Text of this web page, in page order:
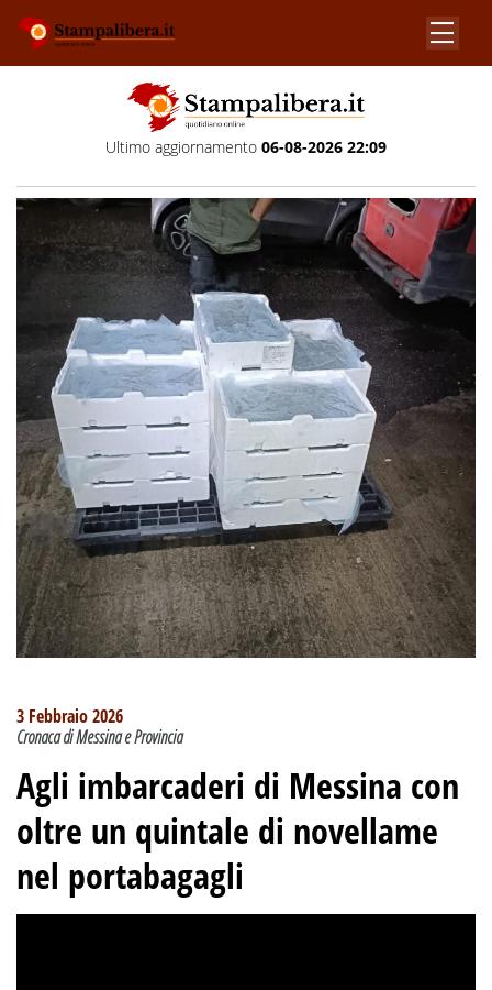
Ultimo aggiornamento 06-08-2026 22:09
3 Febbraio 2026
Cronaca di Messina e Provincia
Agli imbarcaderi di Messina con
oltre un quintale di novellame
nel portabagagli